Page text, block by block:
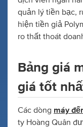
quản lý tiền bạc,
hiện tiền giả
ro thất thoát
Bảng giá
giá tốt
Các dòng máy
ty Hoàng Quân